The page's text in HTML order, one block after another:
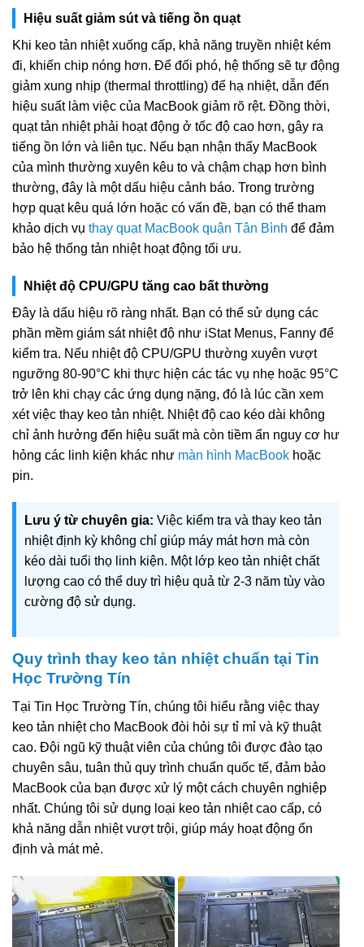
Hiệu suất giảm sút và tiếng ồn quạt
Khi keo tản nhiệt xuống cấp, khả năng truyền nhiệt kém
đi, khiến chip nóng hơn. Để đối phó, hệ thống sẽ tự động
giảm xung nhịp (thermal throttling) để hạ nhiệt, dẫn đến
hiệu suất làm việc của MacBook giảm rõ rệt. Đồng thời,
quạt tản nhiệt phải hoạt động ở tốc độ cao hơn, gây ra
tiếng ồn lớn và liên tục. Nếu bạn nhận thấy MacBook
của mình thường xuyên kêu to và chậm chạp hơn bình
thường, đây là một dấu hiệu cảnh báo. Trong trường
hợp quạt kêu quá lớn hoặc có vấn đề, bạn có thể tham
khảo dịch vụ thay quạt MacBook quận Tân Bình để đảm
bảo hệ thống tản nhiệt hoạt động tối ưu.
Nhiệt độ CPU/GPU tăng cao bất thường
Đây là dấu hiệu rõ ràng nhất. Bạn có thể sử dụng các
phần mềm giám sát nhiệt độ như iStat Menus, Fanny để
kiểm tra. Nếu nhiệt độ CPU/GPU thường xuyên vượt
ngưỡng 80-90°C khi thực hiện các tác vụ nhẹ hoặc 95°C
trở lên khi chạy các ứng dụng nặng, đó là lúc cần xem
xét việc thay keo tản nhiệt. Nhiệt độ cao kéo dài không
chỉ ảnh hưởng đến hiệu suất mà còn tiềm ẩn nguy cơ hư
hỏng các linh kiện khác như màn hình MacBook hoặc
pin.
Lưu ý từ chuyên gia: Việc kiểm tra và thay keo tản
nhiệt định kỳ không chỉ giúp máy mát hơn mà còn
kéo dài tuổi thọ linh kiện. Một lớp keo tản nhiệt chất
lượng cao có thể duy trì hiệu quả từ 2-3 năm tùy vào
cường độ sử dụng.
Quy trình thay keo tản nhiệt chuẩn tại Tin
Học Trường Tín
Tại Tin Học Trường Tín, chúng tôi hiểu rằng việc thay
keo tản nhiệt cho MacBook đòi hỏi sự tỉ mỉ và kỹ thuật
cao. Đội ngũ kỹ thuật viên của chúng tôi được đào tạo
chuyên sâu, tuân thủ quy trình chuẩn quốc tế, đảm bảo
MacBook của bạn được xử lý một cách chuyên nghiệp
nhất. Chúng tôi sử dụng loại keo tản nhiệt cao cấp, có
khả năng dẫn nhiệt vượt trội, giúp máy hoạt động ổn
định và mát mẻ.